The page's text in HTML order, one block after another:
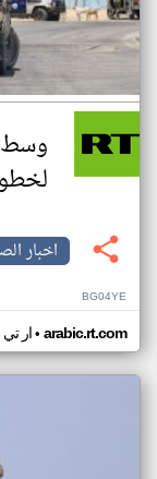
وسط
لخطوة
اخبار
BG04YE
ار• arabic.rt.com